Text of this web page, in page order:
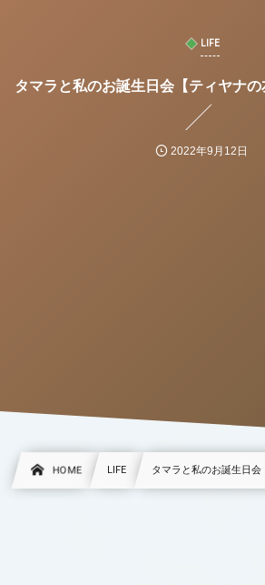
LIFE
タマラと私のお誕生日会【ティヤナの
2022年9月12日
HOME LIFE タマラと私のお誕生日